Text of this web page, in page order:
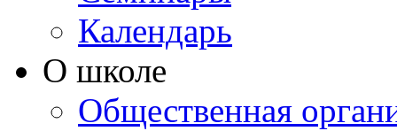
Календарь
О школе
Общественная